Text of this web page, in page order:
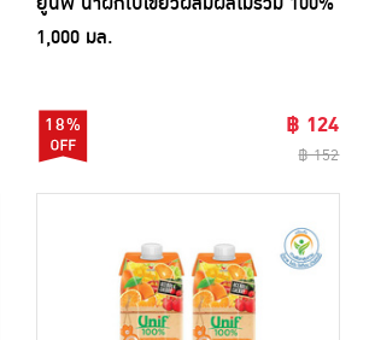
1,000 มล.
18% ฿ 124
฿ 152